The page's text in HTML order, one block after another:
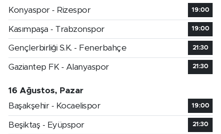
Konyaspor - Rizespor
19:00
Kasımpaşa - Trabzonspor 19:00
Gençlerbirliği S.K. - Fenerbahçe 21:30
Gaziantep FK - Alanyaspor 21:30
16 Ağustos, Pazar
Başakşehir - Kocaelispor
19:00
Beşiktaş - Eyüpspor 21:30